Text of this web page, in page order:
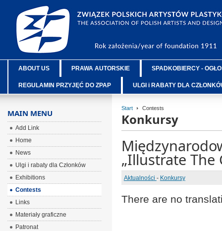
ABOUT US PRAWA AUTORSKIE SPADKOBIERCY -
REGULAMIN PRZYJĘĆ DO ZPAP ULGI i RABATY DLA
Start Contests
Konkursy
„Illustrate The
Aktualności - Konkursy
There are no
MAIN MENU
Add Link
Home
News
Ulgi i rabaty dla Członków
Exhibitions
Contests
Links
Materiały graficzne
Patronat